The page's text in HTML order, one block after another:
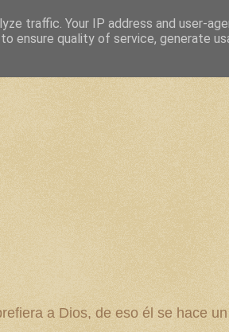
a Dios, de eso él se hace
traffic. Your IP address and user-
ensure quality of service, generate